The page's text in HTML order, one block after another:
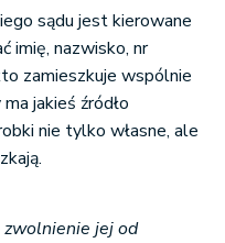
sądu jest kierowane
imię, nazwisko, nr
zamieszkuje wspólnie
jakieś źródło
nie tylko własne, ale
zwolnienie jej od